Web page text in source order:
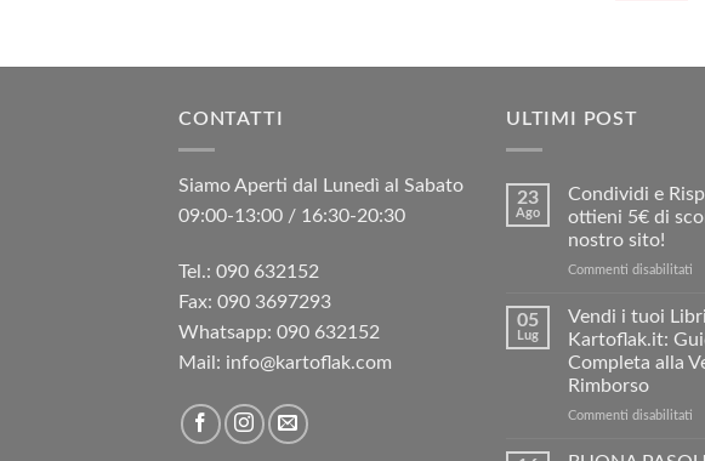
CONTATTI
Siamo Aperti dal Lunedì al Sabato
09:00-13:00 / 16:30-20:30
Tel.: 090 632152
Fax: 090 3697293‬
Whatsapp: 090 632152
Mail: info@kartoflak.com
ULTIMI POST
23
Ago
Condividi e
ottieni 5€ di
nostro sito!
Commenti disabilitati
5€
05
Lug
Vendi i tuoi
Kartoflak.it:
Completa alla
Rimborso
Commenti disabilitati
i